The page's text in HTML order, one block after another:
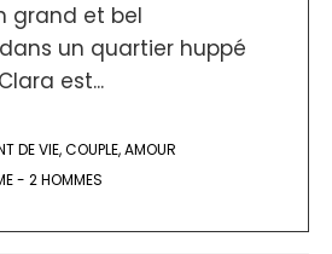
grand et bel
un quartier huppé
est...
DE VIE,COUPLE,AMOUR
- 2 HOMMES